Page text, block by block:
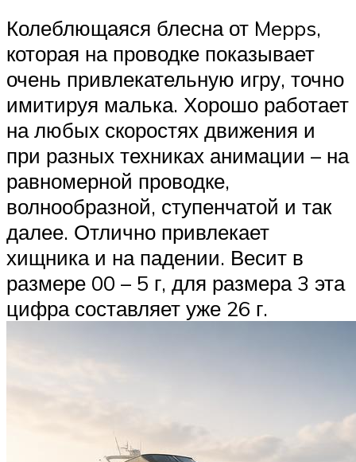
Колеблющаяся блесна от Mepps,
которая на проводке показывает
очень привлекательную игру, точно
имитируя малька. Хорошо работает
на любых скоростях движения и
при разных техниках анимации – на
равномерной проводке,
волнообразной, ступенчатой и так
далее. Отлично привлекает
хищника и на падении. Весит в
размере 00 – 5 г, для размера 3 эта
цифра составляет уже 26 г.